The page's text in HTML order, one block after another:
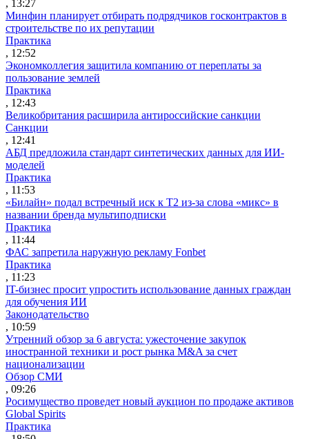
, 13:27
Минфин планирует отбирать подрядчиков госконтрактов в
строительстве по их репутации
Практика
, 12:52
Экономколлегия защитила компанию от переплаты за
пользование землей
Практика
, 12:43
Великобритания расширила антироссийские санкции
Санкции
, 12:41
АБД предложила стандарт синтетических данных для ИИ-
моделей
Практика
, 11:53
«Билайн» подал встречный иск к Т2 из-за слова «микс» в
названии бренда мультиподписки
Практика
, 11:44
ФАС запретила наружную рекламу Fonbet
Практика
, 11:23
IT-бизнес просит упростить использование данных граждан
для обучения ИИ
Законодательство
, 10:59
Утренний обзор за 6 августа: ужесточение закупок
иностранной техники и рост рынка M&A за счет
национализации
Обзор СМИ
, 09:26
Росимущество проведет новый аукцион по продаже активов
Global Spirits
Практика